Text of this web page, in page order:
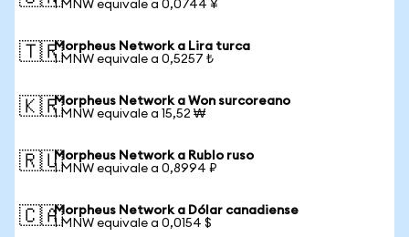
1 MNW equivale a 0,0744 ¥
🇹🇷Morpheus Network a Lira turca
1 MNW equivale a 0,5257 ₺
🇰🇷Morpheus Network a Won surcoreano
1 MNW equivale a 15,52 ₩
🇷🇺Morpheus Network a Rublo ruso
1 MNW equivale a 0,8994 ₽
🇨🇦Morpheus Network a Dólar canadiense
1 MNW equivale a 0,0154 $